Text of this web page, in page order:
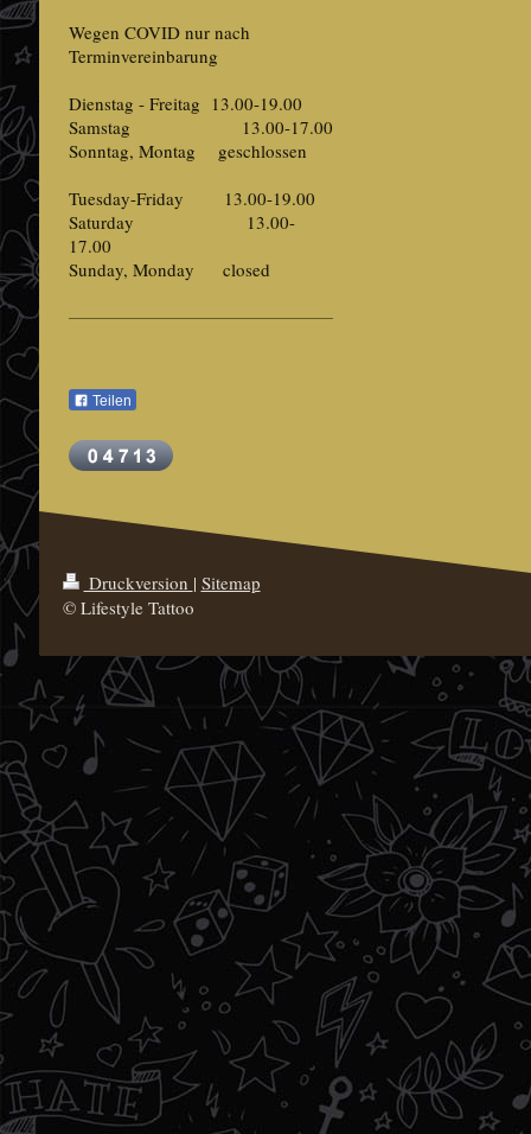
Wegen COVID nur nach
Terminvereinbarung
Dienstag - Freitag 13.00-19.00
Samstag 13.00-17.00
Sonntag, Montag geschlossen
Tuesday-Friday 13.00-19.00
Saturday 13.00-
17.00
Sunday, Monday closed
Teilen
Druckversion | Sitemap
© Lifestyle Tattoo